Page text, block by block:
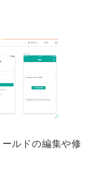
ルドの編集や修